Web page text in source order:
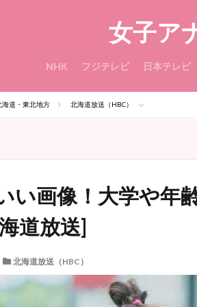
女子ア
NHK フジテレビ 日本テレビ
海道・東北地方 北海道放送（HBC）
い画像！大学や年
道放送]
北海道放送（HBC）